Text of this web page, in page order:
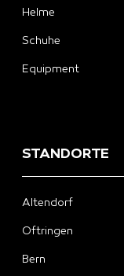
Helme
Schuhe
Equipment
STANDORTE
Altendorf
Oftringen
Bern